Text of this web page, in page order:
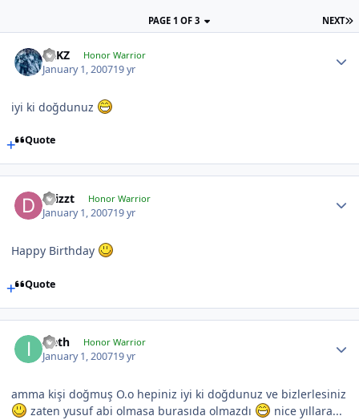
NEXT
PAGE 1 OF 3
TRKZ Honor Warrior
January 1, 200719 yr
iyi ki doğdunuz
Quote
Drizzt Honor Warrior
January 1, 200719 yr
Happy Birthday
Quote
Ireth Honor Warrior
January 1, 200719 yr
amma kişi doğmuş O.o hepiniz iyi ki doğdunuz ve bizlerlesiniz
zaten yusuf abi olmasa burasıda olmazdı
nice yıllara...